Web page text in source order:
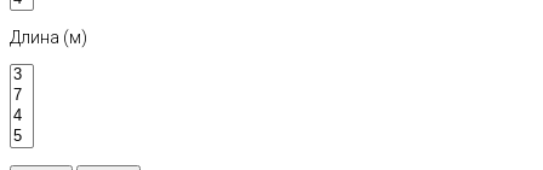
Длина (м)